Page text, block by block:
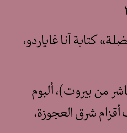
كتابة آنا غاياردو،
من بيروت)، ألبوم
شرق العجوزة،